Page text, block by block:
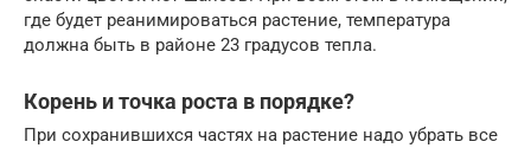
где будет реанимироваться растение, температура
должна быть в районе 23 градусов тепла.
Корень и точка роста в порядке?
При сохранившихся частях на растение надо убрать все